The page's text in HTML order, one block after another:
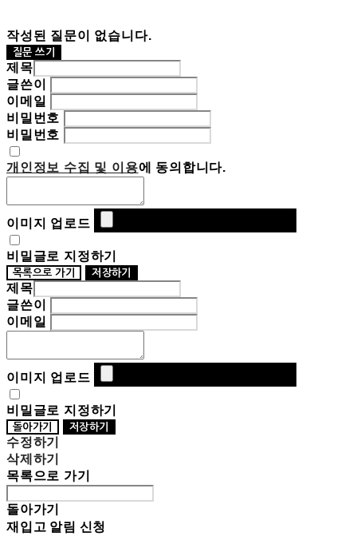
작성된 질문이 없습니다.
질문 쓰기
제목
글쓴이
이메일
비밀번호
비밀번호
개인정보 수집 및 이용에 동의합니다.
이미지 업로드
비밀글로 지정하기
목록으로 가기 저장하기
제목
글쓴이
이메일
이미지 업로드
비밀글로 지정하기
돌아가기 저장하기
수정하기
삭제하기
목록으로 가기
돌아가기
재입고 알림 신청